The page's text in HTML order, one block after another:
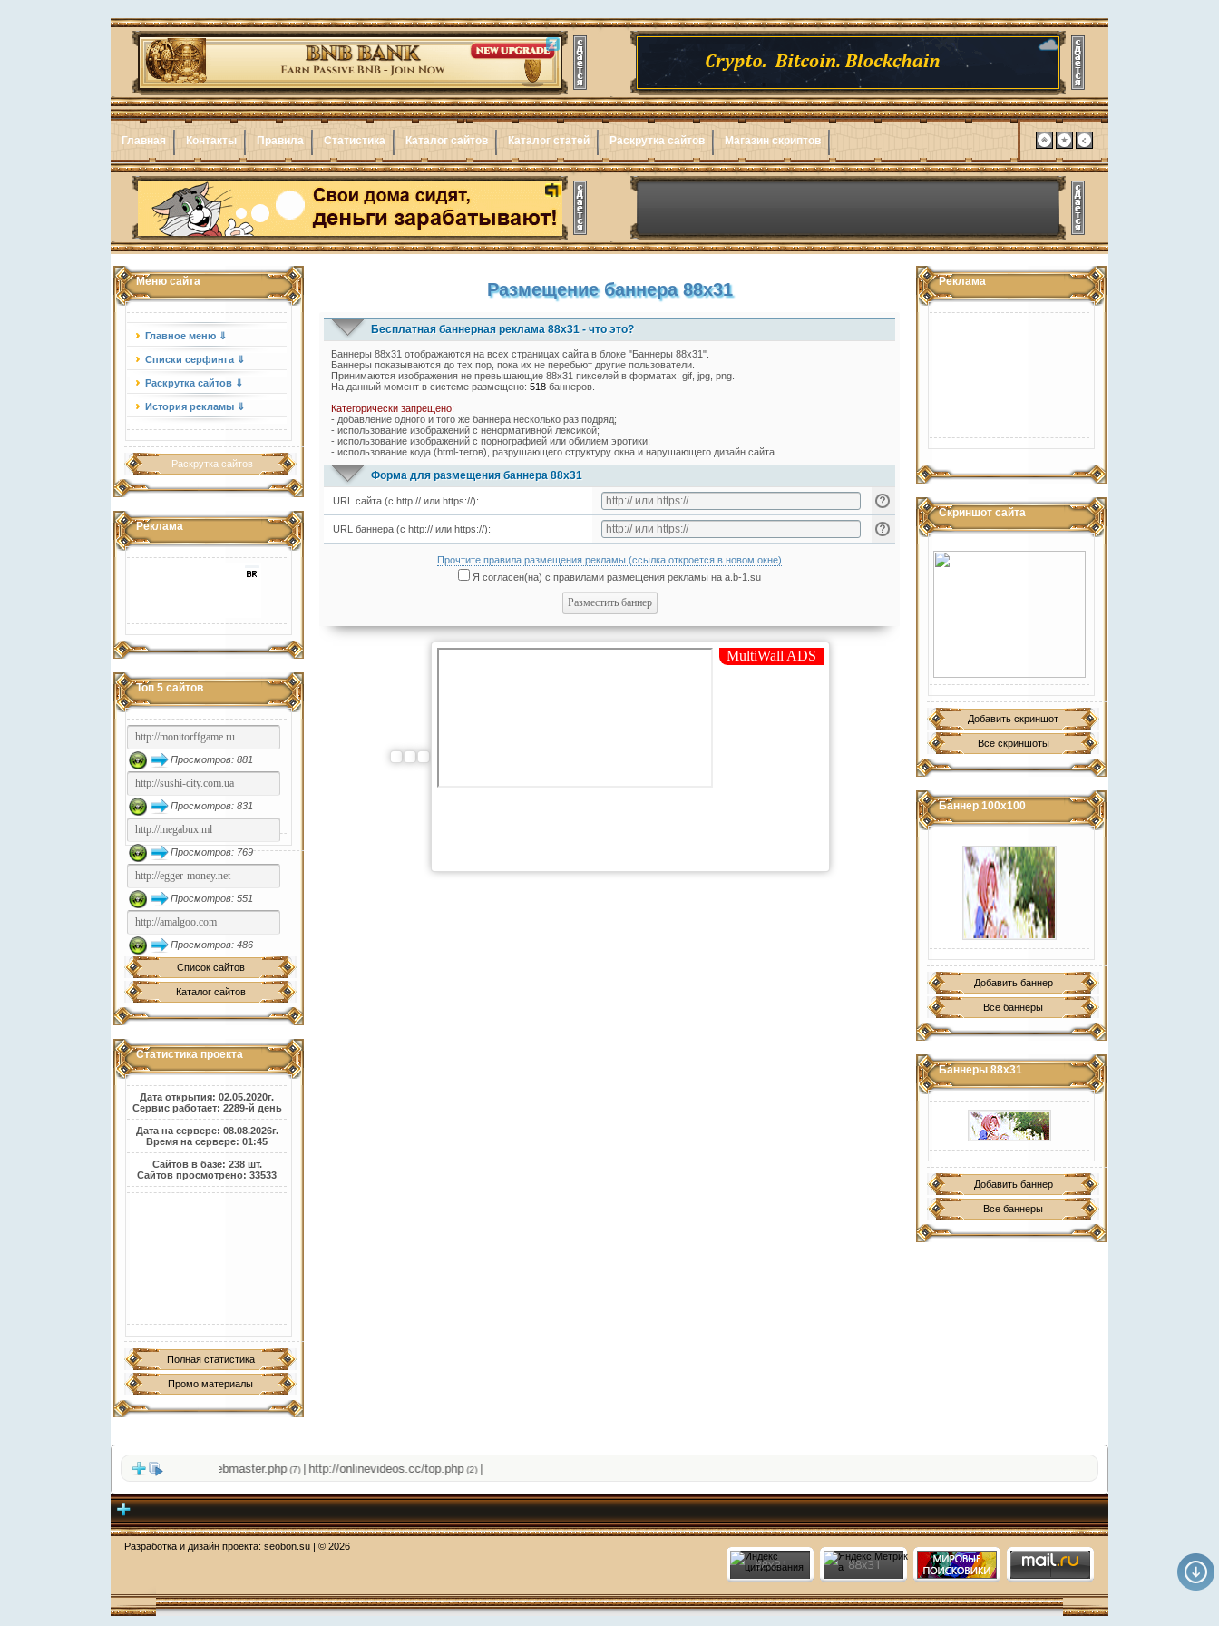
Главная Контакты Правила Статистика Каталог сайтов Каталог статей Раскрутка сайтов Магазин скриптов
Меню сайта
Главное меню ⇓
Списки серфинга ⇓
Раскрутка сайтов ⇓
История рекламы ⇓
Раскрутка сайтов
Реклама
Топ 5 сайтов
Просмотров: 881
Просмотров: 831
Просмотров: 769
Просмотров: 551
Просмотров: 486
Список сайтов
Каталог сайтов
Статистика проекта
Дата открытия: 02.05.2020г.
Сервис работает: 2289-й день
Дата на сервере: 08.08.2026г.
Время на сервере: 01:45
Сайтов в базе: 238 шт.
Сайтов просмотрено: 33533
Полная статистика
Промо материалы
Реклама
Скриншот сайта
Добавить скриншот
Все скриншоты
Баннер 100х100
Добавить баннер
Все баннеры
Баннеры 88х31
Добавить баннер
Все баннеры
Размещение баннера 88x31
Бесплатная баннерная реклама 88x31 - что это?
Баннеры 88x31 отображаются на всех страницах сайта в блоке "Баннеры 88х31".
Баннеры показываются до тех пор, пока их не перебьют другие пользователи.
Принимаются изображения не превышающие 88x31 пикселей в форматах: gif, jpg, png.
На данный момент в системе размещено: 518 баннеров.
Категорически запрещено:
- добавление одного и того же баннера несколько раз подряд;
- использование изображений с ненормативной лексикой;
- использование изображений с порнографией или обилием эротики;
- использование кода (html-тегов), разрушающего структуру окна и нарушающего дизайн сайта.
Форма для размещения баннера 88х31
URL сайта (с http:// или https://):
URL баннера (с http:// или https://):
Прочтите правила размещения рекламы (ссылка откроется в новом окне)
Я согласен(на) с правилами размещения рекламы на a.b-1.su
http://filesfly.co/sloth_webmaster.php (7)|http://onlinevideos.cc/top.php (2)|
Разработка и дизайн проекта: seobon.su | © 2026